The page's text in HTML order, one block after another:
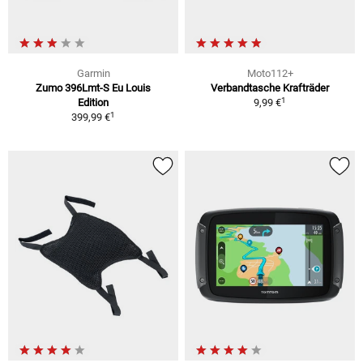
Garmin
Zumo 396Lmt-S Eu Louis
Edition
399,99 €1
Moto112+
Verbandtasche Krafträder
9,99 €1